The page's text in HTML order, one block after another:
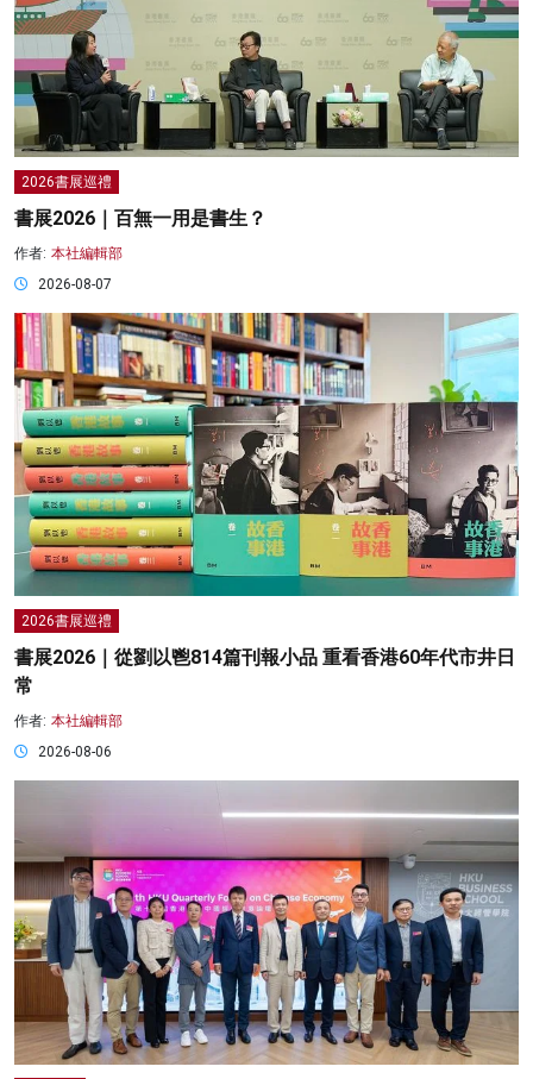
2026書展巡禮
書展2026｜百無一用是書生？
作者: 本社編輯部
2026-08-07
2026書展巡禮
書展2026｜從劉以鬯814篇刊報小品 重看香港60年代市井日
常
作者: 本社編輯部
2026-08-06